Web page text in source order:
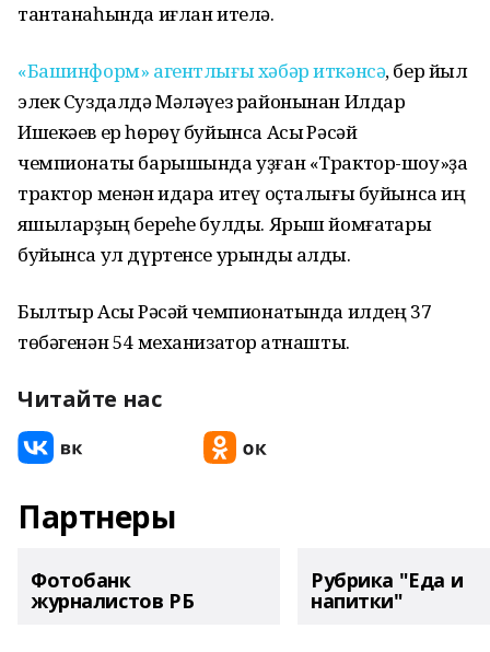
тантанаһында иғлан ителә.
«Башинформ» агентлығы хәбәр иткәнсә, бер йыл
элек Суздалдә Мәләүез районынан Илдар
Ишекәев ер һөрөү буйынса Асыҡ Рәсәй
чемпионаты барышында уҙған «Трактор-шоу»ҙа
трактор менән идара итеү оҫталығы буйынса иң
яҡшыларҙың береһе булды. Ярыш йомғаҡтары
буйынса ул дүртенсе урынды алды.
Былтыр Асыҡ Рәсәй чемпионатында илдең 37
төбәгенән 54 механизатор ҡатнашты.
Читайте нас
Партнеры
Фотобанк
журналистов РБ
Рубрика "Еда и
напитки"